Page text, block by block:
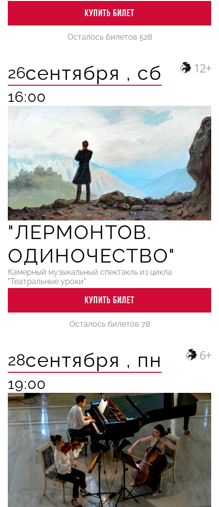
КУПИТЬ БИЛЕТ
Осталось билетов 528
26сентября , сб
16:00
"ЛЕРМОНТОВ.
ОДИНОЧЕСТВО"
Камерный музыкальный спектакль из цикла
"Театральные уроки"
12+
КУПИТЬ БИЛЕТ
Осталось билетов 78
28сентября , пн
19:00
6+